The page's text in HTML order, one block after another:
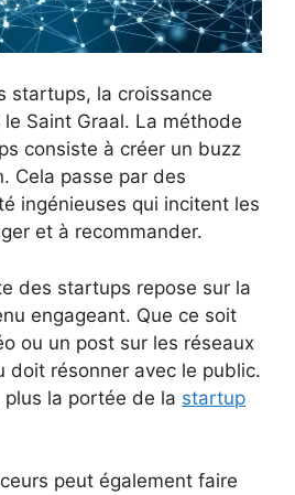
startups, la croissance
Saint Graal. La méthode
consiste à créer un buzz
Cela passe par des
ingénieuses qui incitent les
et à recommander.
des startups repose sur la
engageant. Que ce soit
ou un post sur les réseaux
doit résonner avec le public.
la portée de la startup
peut également faire